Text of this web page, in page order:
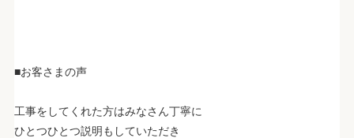
■お客さまの声
工事をしてくれた方はみなさん丁寧に
ひとつひとつ説明もしていただき